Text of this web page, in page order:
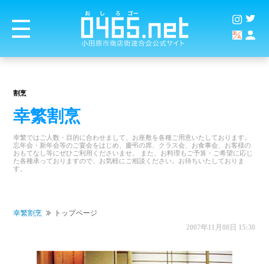
商店街
割烹
幸繁割烹
幸繁ではご人数・目的に合わせまして、お座敷を各種ご用意いたしております。
忘年会・新年会等のご宴会をはじめ、慶弔の席、クラス会、お食事会、お客様の
おもてなし等にぜひご利用くださいませ。 また、お料理もご予算・ご希望に応じ
た各種承っておりますので、お気軽にご相談ください。お待ちいたしておりま
す。
幸繁割烹
トップページ
2007年11月08日 15:30